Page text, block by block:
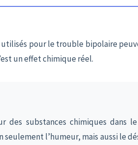
pour le trouble bipolaire
un effet chimique réel.
des substances chimiques dans
l’humeur, mais aussi le